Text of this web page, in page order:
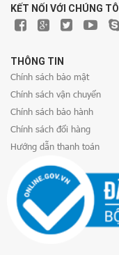
KẾT NỐI VỚI CHÚNG TÔI
THÔNG TIN
Chính sách bảo mật
Chính sách vận chuyển
Chính sách bảo hành
Chính sách đổi hàng
Hướng dẫn thanh toán